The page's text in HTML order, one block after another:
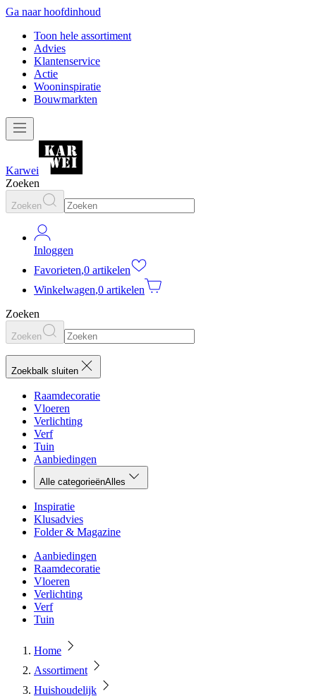
Ga naar hoofdinhoud
Toon hele assortiment
Advies
Klantenservice
Actie
Wooninspiratie
Bouwmarkten
Karwei
Zoeken
Zoeken
Inloggen
Favorieten,0 artikelen
Winkelwagen,0 artikelen
Zoeken
Zoeken
Zoekbalk sluiten
Raamdecoratie
Vloeren
Verlichting
Verf
Tuin
Aanbiedingen
Alle categorieënAlles
Inspiratie
Klusadvies
Folder & Magazine
Aanbiedingen
Raamdecoratie
Vloeren
Verlichting
Verf
Tuin
Home
Assortiment
Huishoudelijk